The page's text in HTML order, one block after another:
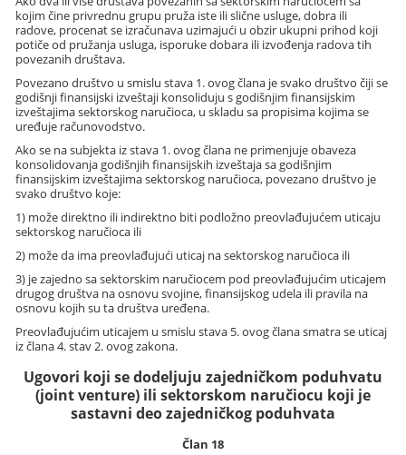
kojim čine privrednu grupu pruža iste ili slične usluge, dobra ili
radove, procenat se izračunava uzimajući u obzir ukupni prihod koji
potiče od pružanja usluga, isporuke dobara ili izvođenja radova tih
povezanih društava.
Povezano društvo u smislu stava 1. ovog člana je svako društvo čiji se
godišnji finansijski izveštaji konsoliduju s godišnjim finansijskim
izveštajima sektorskog naručioca, u skladu sa propisima kojima se
uređuje računovodstvo.
Ako se na subjekta iz stava 1. ovog člana ne primenjuje obaveza
konsolidovanja godišnjih finansijskih izveštaja sa godišnjim
finansijskim izveštajima sektorskog naručioca, povezano društvo je
svako društvo koje:
1) može direktno ili indirektno biti podložno preovlađujućem uticaju
sektorskog naručioca ili
2) može da ima preovlađujući uticaj na sektorskog naručioca ili
3) je zajedno sa sektorskim naručiocem pod preovlađujućim uticajem
drugog društva na osnovu svojine, finansijskog udela ili pravila na
osnovu kojih su ta društva uređena.
Preovlađujućim uticajem u smislu stava 5. ovog člana smatra se uticaj
iz člana 4. stav 2. ovog zakona.
Ugovori koji se dodeljuju zajedničkom poduhvatu
(joint venture) ili sektorskom naručiocu koji je
sastavni deo zajedničkog poduhvata
Član 18